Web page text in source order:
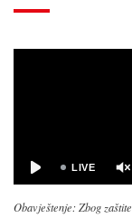
Obavještenje: Zbog